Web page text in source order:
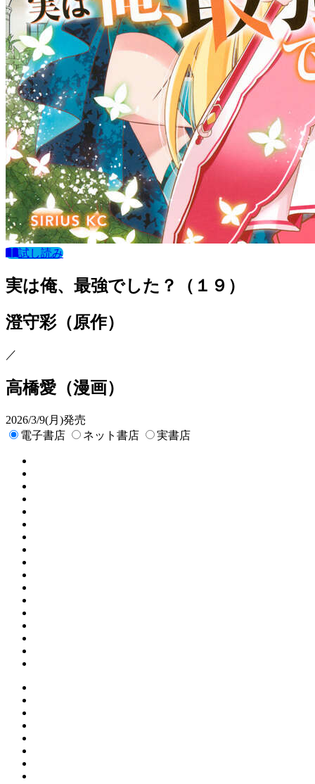
試し読み
実は俺、最強でした？（１９）
澄守彩（原作）
／
高橋愛 （漫画）
2026/3/9(月)発売
電子書店
ネット書店 実書店